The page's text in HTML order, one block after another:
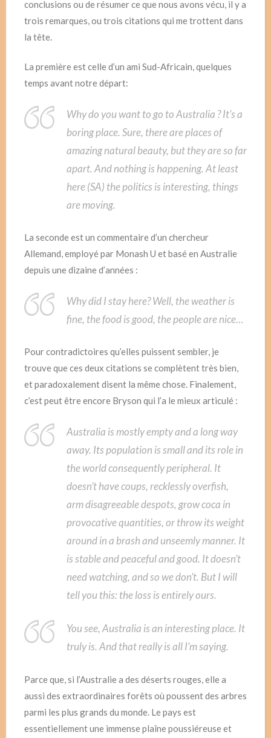
conclusions ou de résumer ce que nous avons vécu, il y a
trois remarques, ou trois citations qui me trottent dans
la tête.
La première est celle d’un ami Sud-Africain, quelques
temps avant notre départ:
Why do you want to go to Australia ? It’s a
boring place. Sure, there are places of
amazing natural beauty, but they are so far
apart. And nothing is happening. At least
here (SA) the politics is interesting, things
are moving.
La seconde est un commentaire d’un chercheur
Allemand, employé par Monash U et basé en Australie
depuis une dizaine d’années :
Why did I stay here? Well, the weather is
fine, the food is good, the people are nice…
Pour contradictoires qu’elles puissent sembler, je
trouve que ces deux citations se complètent très bien,
et paradoxalement disent la même chose. Finalement,
c’est peut être encore Bryson qui l’a le mieux articulé :
Australia is mostly empty and a long way
away. Its population is small and its role in
the world consequently peripheral. It
doesn’t have coups, recklessly overfish,
arm disagreeable despots, grow coca in
provocative quantities, or throw its weight
around in a brash and unseemly manner. It
is stable and peaceful and good. It doesn’t
need watching, and so we don’t. But I will
tell you this: the loss is entirely ours.
You see, Australia is an interesting place. It
truly is. And that really is all I’m saying.
Parce que, si l’Australie a des déserts rouges, elle a
aussi des extraordinaires forêts où poussent des arbres
parmi les plus grands du monde. Le pays est
essentiellement une immense plaîne poussiéreuse et